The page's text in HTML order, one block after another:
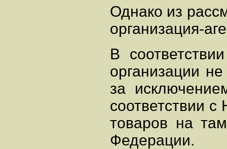
Однако из
организация-
В
организации
за
соответствии
товаров на
Федерации.